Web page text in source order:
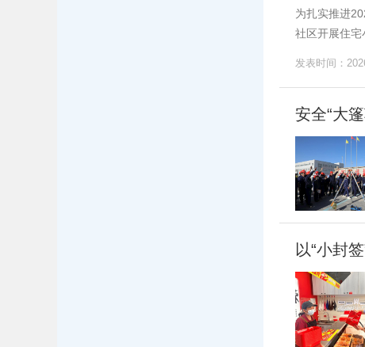
为扎实推进
社区开展住
发表时间：
安全“大
以“小封